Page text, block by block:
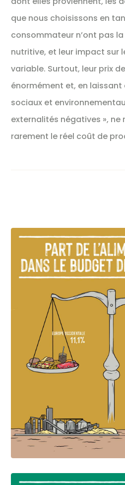
que nous choisissons en
consommateur n’ont pas
nutritive, et leur impact sur
variable. Surtout, leur prix
énormément et, en
sociaux et
externalités négatives »,
rarement le réel coût de